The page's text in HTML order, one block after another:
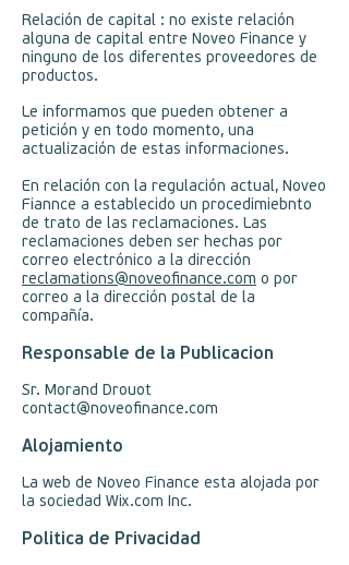
Relación de capital : no existe relación
alguna de capital entre Noveo Finance y
ninguno de los diferentes proveedores de
productos.
Le informamos que pueden obtener a
petición y en todo momento, una
actualización de estas informaciones.
En relación con la regulación actual, Noveo
Fiannce a establecido un procedimiebnto
de trato de las reclamaciones. Las
reclamaciones deben ser hechas por
correo electrónico a la dirección
reclamations@noveofinance.com o por
correo a la dirección postal de la
compañía.
Responsable de la Publicacion
Sr. Morand Drouot
contact@noveofinance.com
Alojamiento
La web de Noveo Finance esta alojada por
la sociedad Wix.com Inc.
Politica de Privacidad